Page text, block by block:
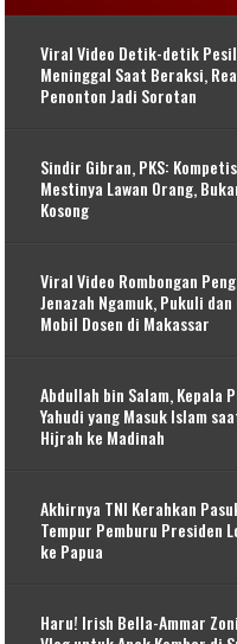
Viral Video Detik-detik
Meninggal Saat Beraksi,
Penonton Jadi Sorotan
Sindir Gibran, PKS:
Mestinya Lawan Orang,
Kosong
Viral Video Rombongan
Jenazah Ngamuk, Pukuli dan
Mobil Dosen di Makassar
Abdullah bin Salam, Kepala
Yahudi yang Masuk Islam
Hijrah ke Madinah
Akhirnya TNI Kerahkan
Tempur Pemburu Presiden
ke Papua
Haru! Irish Bella-Ammar